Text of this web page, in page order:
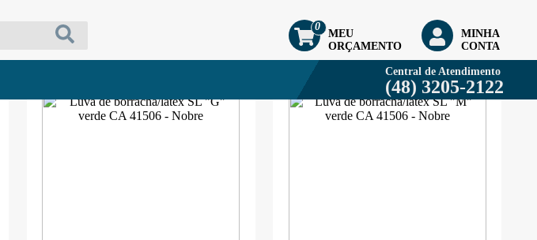
MEU
ORÇAMENTO
0
MINHA
CONTA
Central de Atendimento
(48) 3205-2122
10 Produtosem1 Páginas